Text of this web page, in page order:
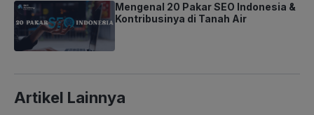
Mengenal 20 Pakar SEO Indonesia &
Kontribusinya di Tanah Air
Artikel Lainnya